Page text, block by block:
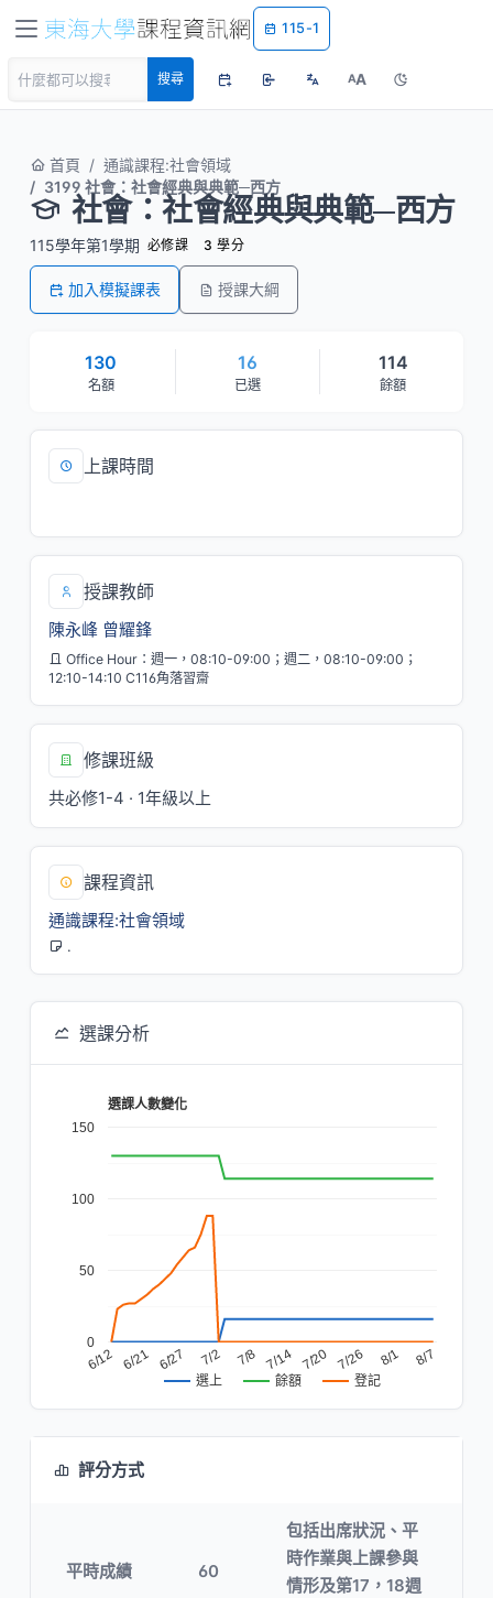
115-1
搜尋 AA
首頁
通識課程:社會領域
3199 社會：社會經典與典範─西方
社會：社會經典與典範─西方
115學年第1學期 必修課 3 學分
加入模擬課表 授課大綱
130
名額
16
已選
114
餘額
上課時間
授課教師
陳永峰 曾耀鋒
Office Hour：週一，08:10-09:00；週二，08:10-09:00；
12:10-14:10 C116角落習齋
修課班級
共必修1-4 · 1年級以上
課程資訊
通識課程:社會領域
.
選課分析
選課人數變化
選上 餘額 登記
6/12 6/21 6/27 7/2 7/8 7/14 7/20 7/26 8/1 8/7
0
50
100
150
評分方式
平時成績 60
包括出席狀況、平
時作業與上課參與
情形及第17，18週